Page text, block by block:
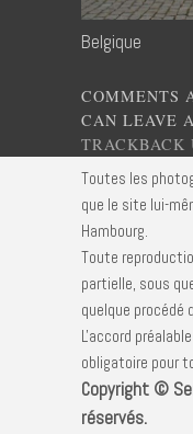
Belgique
COMMENTS
CAN LEAVE
TRACKBACK
Toutes les
que le site lui-
Hambourg.
Toute
partielle, sous
quelque
L'accord
obligatoire pour
Copyright ©
réservés.